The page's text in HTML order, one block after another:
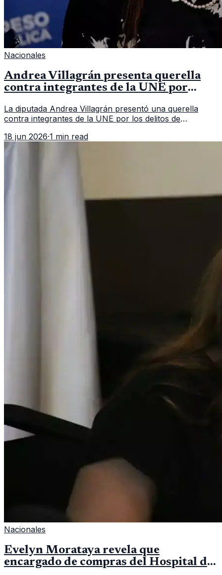
Nacionales
Andrea Villagrán presenta querella
contra integrantes de la UNE por
La diputada Andrea Villagrán presentó una querella
contra integrantes de la UNE por los delitos de
18 jun 2026·1 min read
Nacionales
Evelyn Morataya revela que
encargado de compras del Hospital de